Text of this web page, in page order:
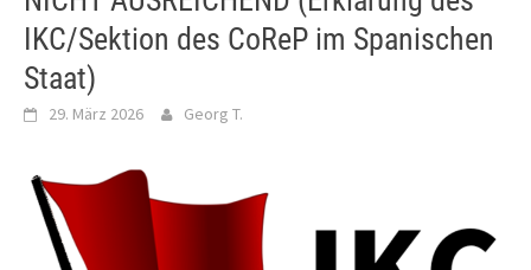
IKC/Sektion des CoReP im Spanischen
Staat)
29. März 2026 Georg T.